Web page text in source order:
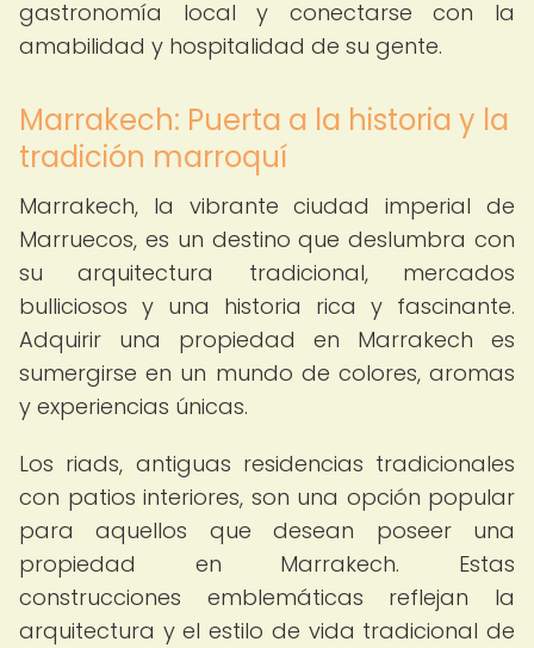
gastronomía local y conectarse con la
amabilidad y hospitalidad de su gente.
Marrakech: Puerta a la historia y la
tradición marroquí
Marrakech, la vibrante ciudad imperial de
Marruecos, es un destino que deslumbra con
su arquitectura tradicional, mercados
bulliciosos y una historia rica y fascinante.
Adquirir una propiedad en Marrakech es
sumergirse en un mundo de colores, aromas
y experiencias únicas.
Los riads, antiguas residencias tradicionales
con patios interiores, son una opción popular
para aquellos que desean poseer una
propiedad en Marrakech. Estas
construcciones emblemáticas reflejan la
arquitectura y el estilo de vida tradicional de